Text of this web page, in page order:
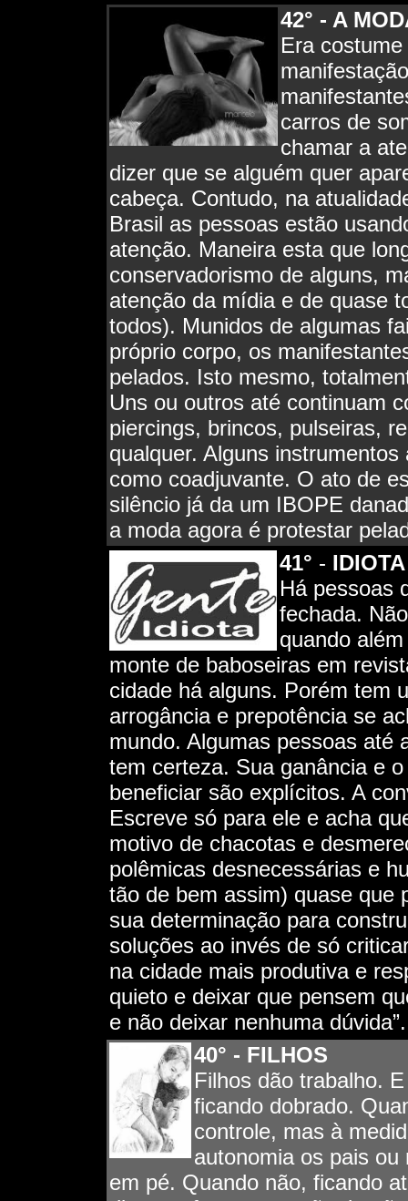
42° - A
Era
carros de
chamar a
dizer que se alguém quer
cabeça. Contudo, na
Brasil as pessoas estão
atenção. Maneira esta que
conservadorismo de alguns,
atenção da mídia e de quase
todos). Munidos de algumas
próprio corpo, os
pelados. Isto mesmo,
Uns ou outros até continuam
piercings, brincos, pulseiras,
qualquer. Alguns
como coadjuvante. O ato de
silêncio já da um IBOPE
a moda agora é protestar
41° - IDIOTA
Há pessoas
fechada.
quando
monte de baboseiras em
cidade há alguns. Porém tem
arrogância e prepotência se
mundo. Algumas pessoas até
tem certeza. Sua ganância e
beneficiar são explícitos. A
Escreve só para ele e acha
motivo de chacotas e
polêmicas desnecessárias e
tão de bem assim) quase que
sua determinação para
soluções ao invés de só
na cidade mais produtiva e
quieto e deixar que pensem
e não deixar nenhuma dúvida”.
40° - FILHOS
Filhos dão trabalho.
ficando dobrado.
controle, mas à
autonomia os pais
em pé. Quando não, ficando